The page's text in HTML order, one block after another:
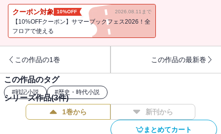
として続く。家正は敵戦車を打ち破るべく、新兵器の製造を命じ
た。それは、移動する大鉄輪要塞であった…。
存続した徳川幕府が米・英との太平洋戦争に挑む、という着想の
●青山智樹（あおやま・ともき）
1960年、東京都武蔵野市生まれ。学生の頃より同人誌『宇宙塵』に
参加。東海大学理学部物理学科卒業後、高等学校に理科教師として
勤務。1992年、長編SF『赤き戦火の惑星』（勁文社）で商業デビュ
ー。『合体戦艦「富士山」出撃！』（有楽出版社）、『蒼穹の海
鷲』（アスキー）等、シミュレーション戦記を中心に執筆する。そ
の他にも『零戦の操縦』（アスペクト）、『自分でつくるうまい！
クーポン対象 10%OFF 2026.08.11まで
【10%OFFクーポン】サマーブックフェス2026！全
フロアで使える
この作品の1巻 この作品の最新巻
この作品のタグ
#戦記小説 #歴史・時代小説
シリーズ作品(3件)
1巻から 新刊から
まとめてカート